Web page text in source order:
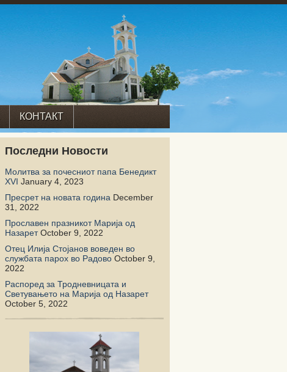
КОНТАКТ
Последни Новости
Молитва за почесниот папа Бенедикт
XVI January 4, 2023
Пресрет на новата година December
31, 2022
Прославен празникот Марија од
Назарет October 9, 2022
Отец Илија Стојанов воведен во
службата парох во Радово October 9,
2022
Распоред за Тродневницата и
Светувањето на Марија од Назарет
October 5, 2022